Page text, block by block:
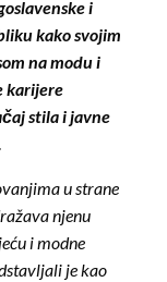
i
kako svojim
na modu i
karijere
stila i javne
u strane
njenu
i modne
je kao